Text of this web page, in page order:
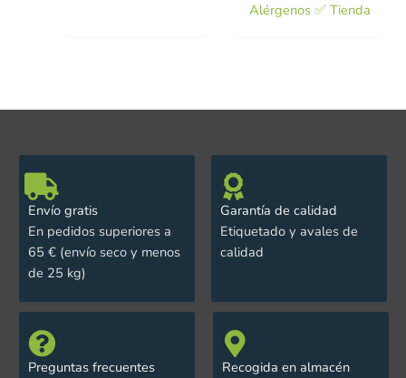
Alérgenos ✅ Tienda
Envío gratis
En pedidos superiores a
65 € (envío seco y menos
de 25 kg)
Garantía de calidad
Etiquetado y avales de
calidad
Preguntas frecuentes
Recogida en almacén